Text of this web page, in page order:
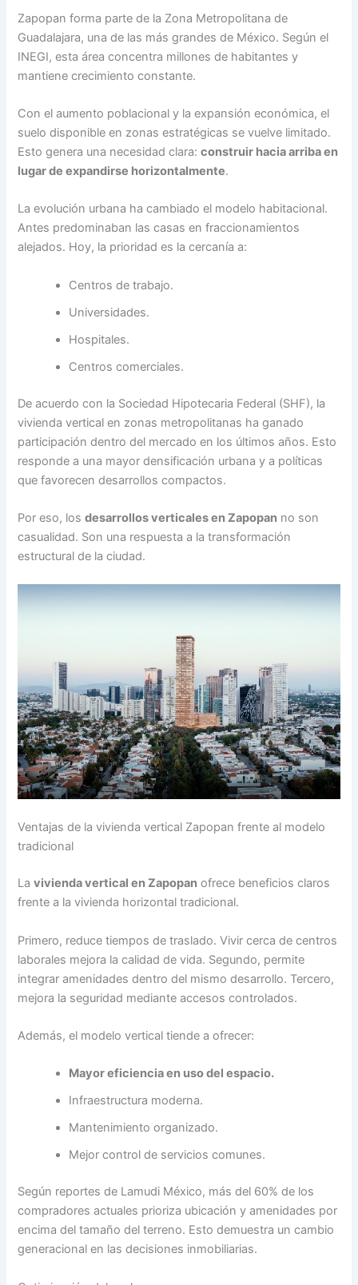
Zapopan forma parte de la Zona Metropolitana de
Guadalajara, una de las más grandes de México. Según el
INEGI, esta área concentra millones de habitantes y
mantiene crecimiento constante.
Con el aumento poblacional y la expansión económica, el
suelo disponible en zonas estratégicas se vuelve limitado.
Esto genera una necesidad clara:construir hacia arriba en
lugar de expandirse horizontalmente.
La evolución urbana ha cambiado el modelo habitacional.
Antes predominaban las casas en fraccionamientos
alejados. Hoy, la prioridad es la cercanía a:
Centros de trabajo.
Universidades.
Hospitales.
Centros comerciales.
De acuerdo con la Sociedad Hipotecaria Federal (SHF), la
vivienda vertical en zonas metropolitanas ha ganado
participación dentro del mercado en los últimos años. Esto
responde a una mayor densificación urbana y a políticas
que favorecen desarrollos compactos.
Por eso, losdesarrollos verticales en Zapopan no son
casualidad. Son una respuesta a la transformación
estructural de la ciudad.
Ventajas de la vivienda vertical Zapopan frente al modelo
tradicional
Lavivienda vertical en Zapopan ofrece beneficios claros
frente a la vivienda horizontal tradicional.
Primero, reduce tiempos de traslado. Vivir cerca de centros
laborales mejora la calidad de vida. Segundo, permite
integrar amenidades dentro del mismo desarrollo. Tercero,
mejora la seguridad mediante accesos controlados.
Además, el modelo vertical tiende a ofrecer:
Mayor eficiencia en uso del espacio.
Infraestructura moderna.
Mantenimiento organizado.
Mejor control de servicios comunes.
Según reportes de Lamudi México, más del 60% de los
compradores actuales prioriza ubicación y amenidades por
encima del tamaño del terreno. Esto demuestra un cambio
generacional en las decisiones inmobiliarias.